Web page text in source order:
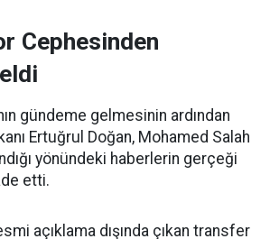
Cephesinden
gündeme gelmesinin ardından
Ertuğrul Doğan, Mohamed Salah
yönündeki haberlerin gerçeği
etti.
açıklama dışında çıkan transfer